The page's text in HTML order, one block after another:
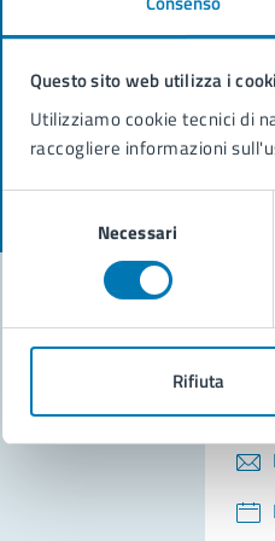
Questo sito web utilizza i
Utilizziamo cookie tecnici di
raccogliere informazioni
consenso
Necessari
Rifiuta